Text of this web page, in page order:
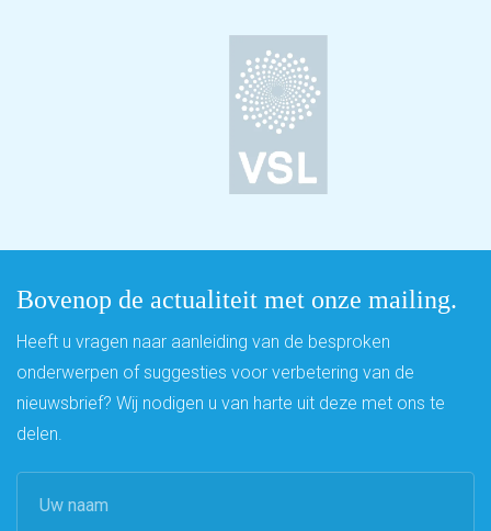
Bovenop de actualiteit met onze mailing.
Heeft u vragen naar aanleiding van de besproken
onderwerpen of suggesties voor verbetering van de
nieuwsbrief? Wij nodigen u van harte uit deze met ons te
delen.